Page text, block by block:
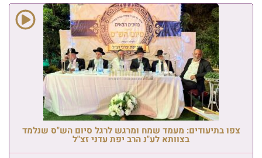
צפו בתיעודים: מעמד שמח ומרגש לרגל סיום הש"ס שנלמד
בצוותא לע"נ הרב יפת עדני זצ"ל